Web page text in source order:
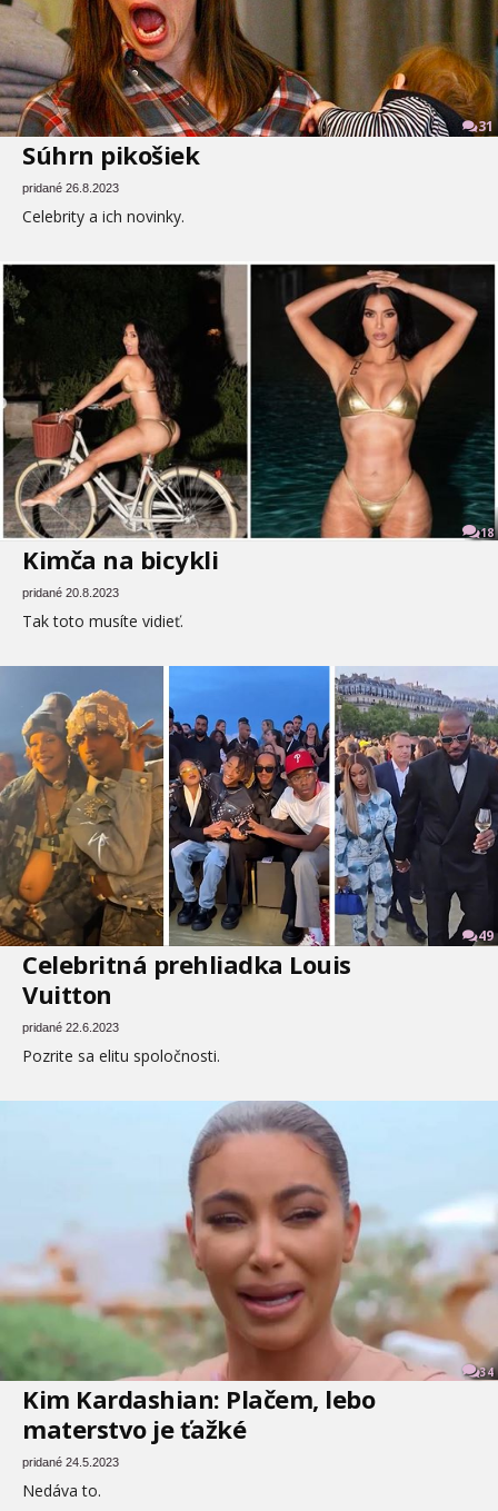
31
Súhrn pikošiek
pridané 26.8.2023
Celebrity a ich novinky.
18
Kimča na bicykli
pridané 20.8.2023
Tak toto musíte vidieť.
49
Celebritná prehliadka Louis
Vuitton
pridané 22.6.2023
Pozrite sa elitu spoločnosti.
34
Kim Kardashian: Plačem, lebo
materstvo je ťažké
pridané 24.5.2023
Nedáva to.